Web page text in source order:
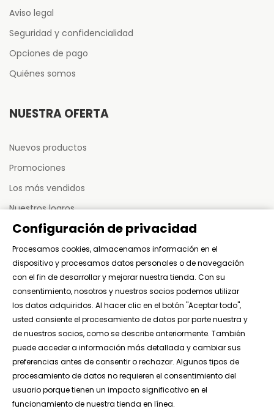
Aviso legal
Seguridad y confidencialidad
Opciones de pago
Quiénes somos
NUESTRA OFERTA
Nuevos productos
Promociones
Los más vendidos
Nuestros logros
Sitemap
MI CUENTA
Mis pedidos
Mis activos
Mi información personal
Mis direcciones
Configuración de privacidad
Procesamos cookies, almacenamos información en el
dispositivo y procesamos datos personales o de navegación
con el fin de desarrollar y mejorar nuestra tienda. Con su
consentimiento, nosotros y nuestros socios podemos utilizar
los datos adquiridos. Al hacer clic en el botón "Aceptar todo",
usted consiente el procesamiento de datos por parte nuestra y
de nuestros socios, como se describe anteriormente. También
puede acceder a información más detallada y cambiar sus
preferencias antes de consentir o rechazar. Algunos tipos de
procesamiento de datos no requieren el consentimiento del
usuario porque tienen un impacto significativo en el
funcionamiento de nuestra tienda en línea.